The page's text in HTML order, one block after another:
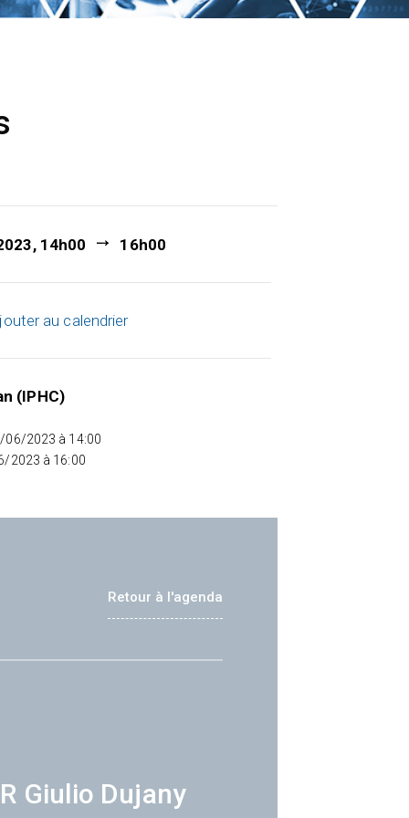
14h00 16h00
au calendrier
(IPHC)
06/2023 à 14:00
2023 à 16:00
Retour à l'agenda
Giulio Dujany